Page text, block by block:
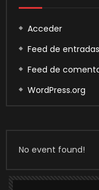
Acceder
Feed de entradas
Feed de
WordPress.org
No event found!